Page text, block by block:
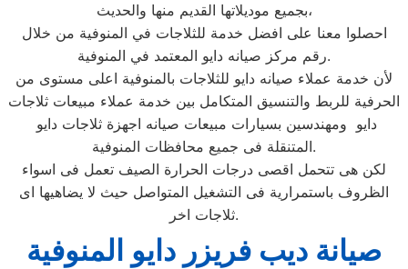
بجميع موديلاتها القديم منها والحديث،
احصلوا معنا على افضل خدمة للثلاجات في المنوفية من خلال
رقم مركز صيانه دايو المعتمد في المنوفية.
لأن خدمة عملاء صيانه دايو للثلاجات بالمنوفية اعلى مستوى من
الحرفية للربط والتنسيق المتكامل بين خدمة عملاء مبيعات ثلاجات
دايو ومهندسين بسيارات مبيعات صيانه اجهزة ثلاجات دايو
المتنقلة فى جميع محافظات المنوفية.
لكن هى تتحمل اقصى درجات الحرارة الصيف تعمل فى اسواء
الظروف باستمرارية فى التشغيل المتواصل حيث لا يضاهيها اى
ثلاجات اخر.
صيانة ديب فريزر دايو المنوفية